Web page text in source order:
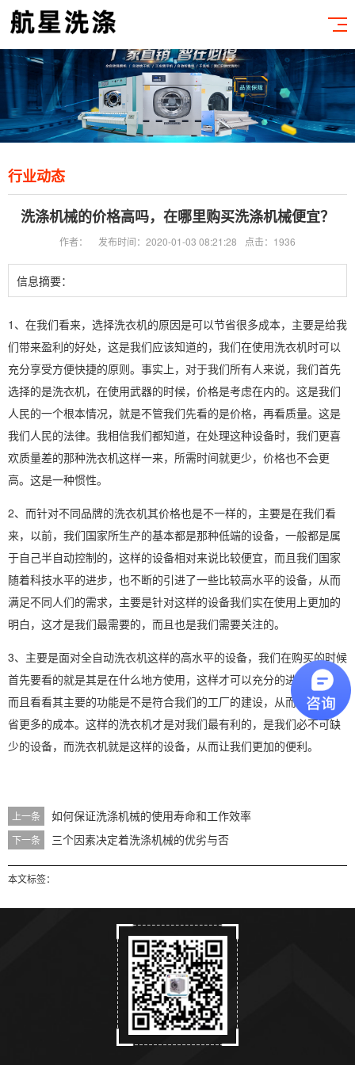
行业动态
洗涤机械的价格高吗，在哪里购买洗涤机械便宜？
作者： 发布时间：2020-01-03 08:21:28 点击：1936
信息摘要：
1、在我们看来，选择洗衣机的原因是可以节省很多成本，主要是给我
们带来盈利的好处，这是我们应该知道的，我们在使用洗衣机时可以
充分享受方便快捷的原则。事实上，对于我们所有人来说，我们首先
选择的是洗衣机，在使用武器的时候，价格是考虑在内的。这是我们
人民的一个根本情况，就是不管我们先看的是价格，再看质量。这是
我们人民的法律。我相信我们都知道，在处理这种设备时，我们更喜
欢质量差的那种洗衣机这样一来，所需时间就更少，价格也不会更
高。这是一种惯性。
2、而针对不同品牌的洗衣机其价格也是不一样的，主要是在我们看
来，以前，我们国家所生产的基本都是那种低端的设备，一般都是属
于自己半自动控制的，这样的设备相对来说比较便宜，而且我们国家
随着科技水平的进步，也不断的引进了一些比较高水平的设备，从而
满足不同人们的需求，主要是针对这样的设备我们实在使用上更加的
明白，这才是我们最需要的，而且也是我们需要关注的。
3、主要是面对全自动洗衣机这样的高水平的设备，我们在购买的时候
首先要看的就是其是在什么地方使用，这样才可以充分的进行选择，
而且看看其主要的功能是不是符合我们的工厂的建设，从而为我们节
省更多的成本。这样的洗衣机才是对我们最有利的，是我们必不可缺
少的设备，而洗衣机就是这样的设备，从而让我们更加的便利。
上一条 如何保证洗涤机械的使用寿命和工作效率
下一条 三个因素决定着洗涤机械的优劣与否
本文标签：